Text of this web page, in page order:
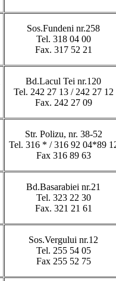
Sos.Fundeni nr.258
Tel. 318 04 00
Fax. 317 52 21
Bd.Lacul Tei nr.120
Tel. 242 27 13 / 242 27 12
Fax. 242 27 09
Str. Polizu, nr. 38-52
Tel. 316 * / 316 92 04*89
Fax 316 89 63
Bd.Basarabiei nr.21
Tel. 323 22 30
Fax. 321 21 61
Sos.Vergului nr.12
Tel. 255 54 05
Fax 255 52 75